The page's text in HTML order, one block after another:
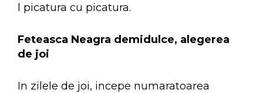
l picatura cu picatura.
Feteasca Neagra demidulce, alegerea
de joi
In zilele de joi, incepe numaratoarea